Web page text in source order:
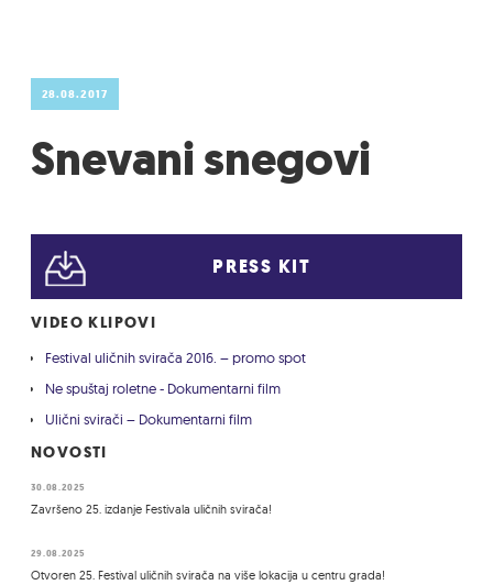
28.08.2017
Snevani snegovi
PRESS KIT
VIDEO KLIPOVI
Festival uličnih svirača 2016. – promo spot
Ne spuštaj roletne - Dokumentarni film
Ulični svirači – Dokumentarni film
NOVOSTI
30.08.2025
Završeno 25. izdanje Festivala uličnih svirača!
29.08.2025
Otvoren 25. Festival uličnih svirača na više lokacija u centru grada!